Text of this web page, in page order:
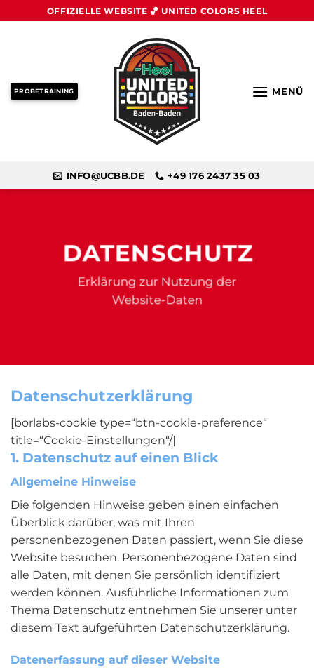
Inhalt
OFFIZIELLE WEBSITE 🏀 UNITED COLORS HEEL
PROBETRAINING MENÜ
INFO@UCBB.DE +49 176 2437 35 03
DATENSCHUTZ
Erklärung zur Nutzung der
Website-Daten
Datenschutz­erklärung
[borlabs-cookie type=“btn-cookie-preference“
title=“Cookie-Einstellungen“/]
1. Datenschutz auf einen Blick
Allgemeine Hinweise
Die folgenden Hinweise geben einen einfachen
Überblick darüber, was mit Ihren
personenbezogenen Daten passiert, wenn Sie diese
Website besuchen. Personenbezogene Daten sind
alle Daten, mit denen Sie persönlich identifiziert
werden können. Ausführliche Informationen zum
Thema Datenschutz entnehmen Sie unserer unter
diesem Text aufgeführten Datenschutzerklärung.
Datenerfassung auf dieser Website